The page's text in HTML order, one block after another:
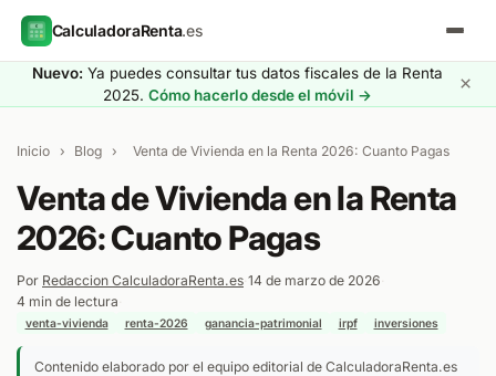
CalculadoraRenta.es
Nuevo: Ya puedes consultar tus datos fiscales de la Renta
2025.Cómo hacerlo desde el móvil → ×
Inicio › Blog › Venta de Vivienda en la Renta 2026: Cuanto Pagas
Venta de Vivienda en la Renta
2026: Cuanto Pagas
Por Redaccion CalculadoraRenta.es 14 de marzo de 2026
4 min de lectura
venta-vivienda renta-2026 ganancia-patrimonial irpf inversiones
Contenido elaborado por el equipo editorial de CalculadoraRenta.es